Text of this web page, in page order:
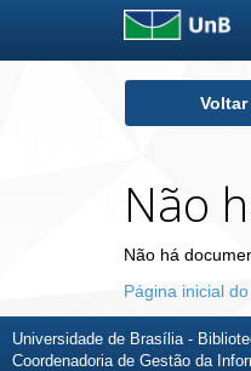
Voltar
Não
Não há
Página inicial
Universidade de Brasília -
Coordenadoria de Gestão da